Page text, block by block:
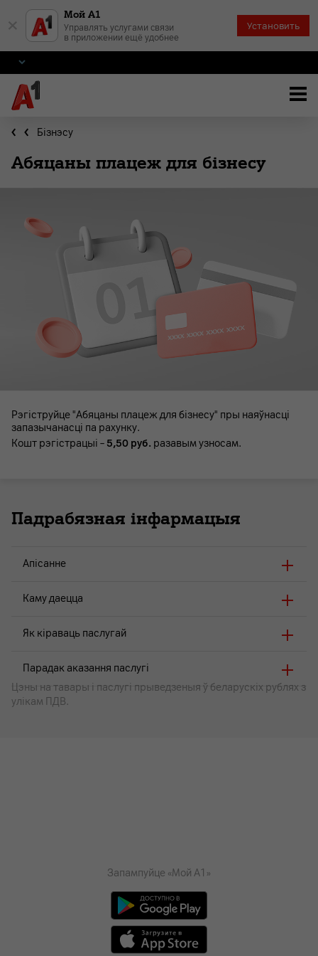
Мой А1
Управлять услугами связи
в приложении ещё удобнее
Установить
Бiзнэсу
Абяцаны плацеж для бізнесу
Рэгіструйце "Абяцаны плацеж для бізнесу" пры наяўнасці
запазычанасці па рахунку.
Кошт рэгістрацыі – 5,50 руб. разавым узносам.
Падрабязная інфармацыя
Апісанне
Каму даецца
Як кіраваць паслугай
Парадак аказання паслугі
Цэны на тавары i паслугі прыведзеныя ў беларускіх рублях з
улікам ПДВ.
Запампуйце «Мой А1»